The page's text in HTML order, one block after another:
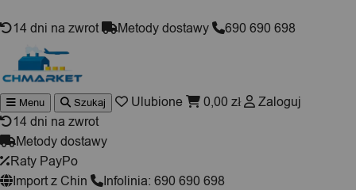
14 dni na zwrot Metody dostawy 690 690 698
Wyszukiwarka
produktów
Menu Szukaj Ulubione 0,00 zł
Zaloguj
14 dni na zwrot
Metody dostawy
Raty PayPo
Import z Chin
Infolinia: 690 690 698